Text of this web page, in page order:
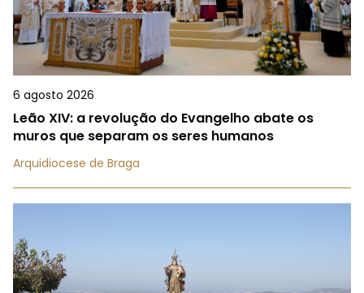
6 agosto 2026
Leão XIV: a revolução do Evangelho abate os
muros que separam os seres humanos
Arquidiocese de Braga